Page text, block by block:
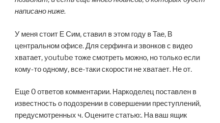
написано ниже.
У меня стоит Е Сим, ставил в этом году в Тае, В
центральном офисе. Для серфинга и звонков с видео
хватает, youtube тоже смотреть можно, но только если
кому-то одному, все-таки скорости не хватает. Не от.
Еще 0 ответов комментарии. Наркоделец поставлен в
известность о подозрении в совершении преступлений,
предусмотренных ч. Оцените статью:. На ваш ящик